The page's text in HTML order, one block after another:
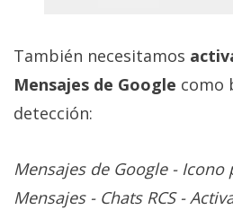
También necesitamos
Mensajes de Google como
detección:
Mensajes de Google - Icono
Mensajes - Chats RCS -